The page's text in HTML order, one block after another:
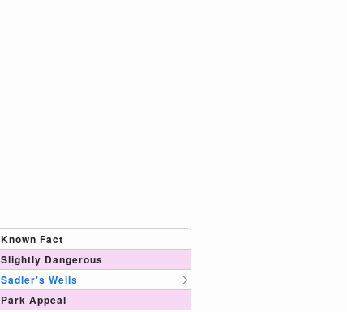
Known Fact
Slightly Dangerous
Sadler's Wells
Park Appeal